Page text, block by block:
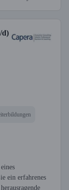
d)
ein erfahrenes